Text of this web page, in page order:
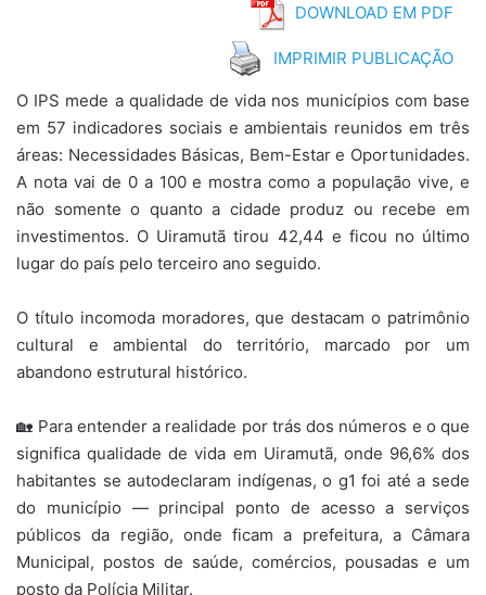
DOWNLOAD EM PDF
IMPRIMIR PUBLICAÇÃO
O IPS mede a qualidade de vida nos municípios com base
em 57 indicadores sociais e ambientais reunidos em três
áreas: Necessidades Básicas, Bem-Estar e Oportunidades.
A nota vai de 0 a 100 e mostra como a população vive, e
não somente o quanto a cidade produz ou recebe em
investimentos. O Uiramutã tirou 42,44 e ficou no último
lugar do país pelo terceiro ano seguido.
O título incomoda moradores, que destacam o patrimônio
cultural e ambiental do território, marcado por um
abandono estrutural histórico.
🏡 Para entender a realidade por trás dos números e o que
significa qualidade de vida em Uiramutã, onde 96,6% dos
habitantes se autodeclaram indígenas, o g1 foi até a sede
do município — principal ponto de acesso a serviços
públicos da região, onde ficam a prefeitura, a Câmara
Municipal, postos de saúde, comércios, pousadas e um
posto da Polícia Militar.